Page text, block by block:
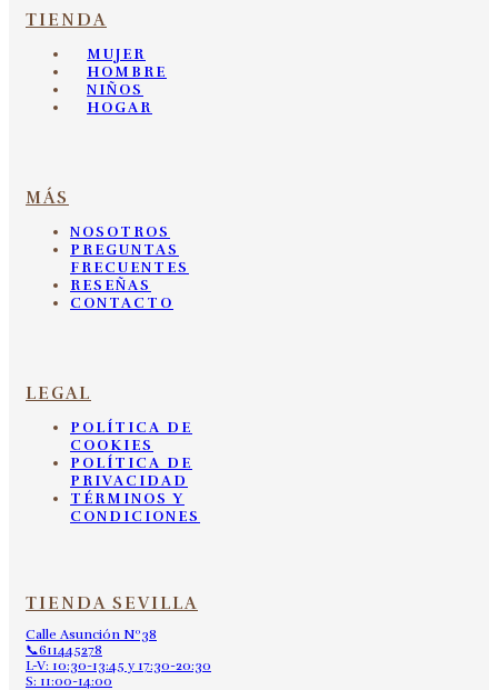
TIENDA
MUJER
HOMBRE
NIÑOS
HOGAR
MÁS
NOSOTROS
PREGUNTAS
FRECUENTES
RESEÑAS
CONTACTO
LEGAL
POLÍTICA DE
COOKIES
POLÍTICA DE
PRIVACIDAD
TÉRMINOS Y
CONDICIONES
TIENDA SEVILLA
Calle Asunción Nº38
📞611445278
L-V: 10:30-13:45 y 17:30-20:30
S: 11:00-14:00